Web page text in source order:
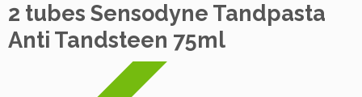
2 tubes Sensodyne Tandpasta
Anti Tandsteen 75ml